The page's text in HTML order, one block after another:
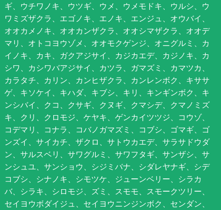
ギ、ウチワノキ、ウツギ、ウメ、ウメモドキ、ウルシ、ウ
ワミズザクラ、エゴノキ、エノキ、エンジュ、オウバイ、
オオカメノキ、オオカンザクラ、オオシマザクラ、オオデ
マリ、オトコヨウゾメ、オオモクゲンジ、オニグルミ、カ
イノキ、カキ、ガクアジサイ、カジカエデ、カジノキ、カ
シワ、カシワバアジサイ、カツラ、ガマズミ、カマツカ、
カラタチ、カリン、カンヒザクラ、カンレンボク、キササ
ゲ、キソケイ、キハダ、キブシ、キリ、キンギンボク、キ
ンシバイ、クコ、クサギ、クヌギ、クマシデ、クマノミズ
キ、クリ、クロモジ、ケヤキ、ゲンカイツツジ、コウゾ、
コデマリ、コナラ、コバノガマズミ、コブシ、ゴマギ、ゴ
ンズイ、サイカチ、ザクロ、サトウカエデ、サラサドウダ
ン、サルスベリ、サワグルミ、サワフタギ、サンザシ、サ
ンシュユ、サンショウ、シジミバナ、シダレヤナギ、シデ
コブシ、シナノキ、シモツケ、ジューンベリー、シラカ
バ、シラキ、シロモジ、ズミ、スモモ、スモークツリー、
セイヨウボダイジュ、セイヨウニンジンボク、センダン、